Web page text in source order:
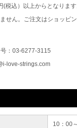
(税込）以上からとなりま
せん。ご注文はショッピ
：03-6277-3115
love-strings.com
10：00